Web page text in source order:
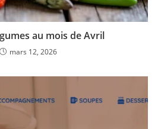
au mois de Avril
mars 12, 2026